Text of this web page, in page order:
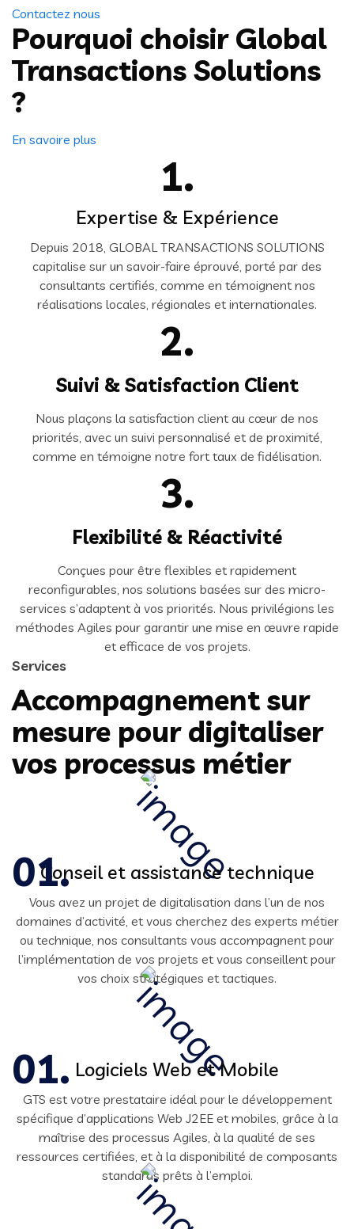
Contactez nous
Pourquoi choisir Global
Transactions Solutions
?
En savoire plus
1.
Expertise & Expérience
Depuis 2018, GLOBAL TRANSACTIONS SOLUTIONS
capitalise sur un savoir-faire éprouvé, porté par des
consultants certifiés, comme en témoignent nos
réalisations locales, régionales et internationales.
2.
Suivi & Satisfaction Client
Nous plaçons la satisfaction client au cœur de nos
priorités, avec un suivi personnalisé et de proximité,
comme en témoigne notre fort taux de fidélisation.
3.
Flexibilité & Réactivité
Conçues pour être flexibles et rapidement
reconfigurables, nos solutions basées sur des micro-
services s’adaptent à vos priorités. Nous privilégions les
méthodes Agiles pour garantir une mise en œuvre rapide
et efficace de vos projets.
Services
Accompagnement sur
mesure pour digitaliser
vos processus métier
Conseil et assistance technique
Vous avez un projet de digitalisation dans l’un de nos
domaines d’activité, et vous cherchez des experts métier
ou technique, nos consultants vous accompagnent pour
l’implémentation de vos projets et vous conseillent pour
vos choix stratégiques et tactiques.
Logiciels Web et Mobile
GTS est votre prestataire idéal pour le développement
spécifique d’applications Web J2EE et mobiles, grâce à la
maîtrise des processus Agiles, à la qualité de ses
ressources certifiées, et à la disponibilité de composants
standards prêts à l’emploi.